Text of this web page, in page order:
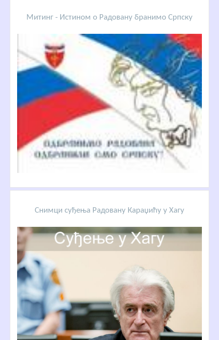
Митинг - Истином о Радовану бранимо Српску
Снимци суђења Радовану Караџићу у Хагу